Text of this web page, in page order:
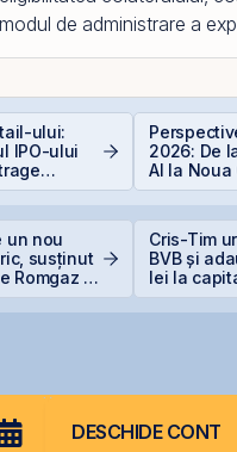
modul de administrare a
ului:
IPO-ului
peste 2
2026: De
AI la Noua
Economică
un nou
susținut
Romgaz și
Cris-Tim
BVB și
lei la
DESCHIDE CONT